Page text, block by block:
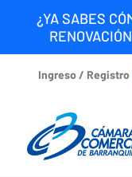
¿YA SABES
Ingreso / Registro